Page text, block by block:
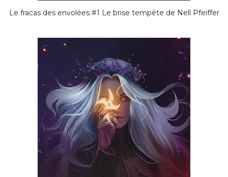
Le fracas des envolées #1 Le brise tempête de Nell Pfeiffer